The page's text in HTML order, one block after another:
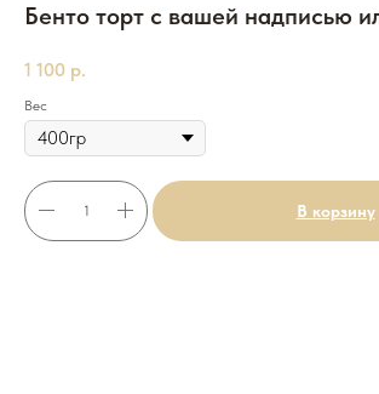
Бенто торт с вашей надписью
1 100 р.
Вес
В корзину